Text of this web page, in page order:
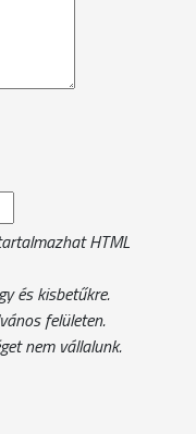
HTML
és kisbetűkre.
felületen.
nem vállalunk.